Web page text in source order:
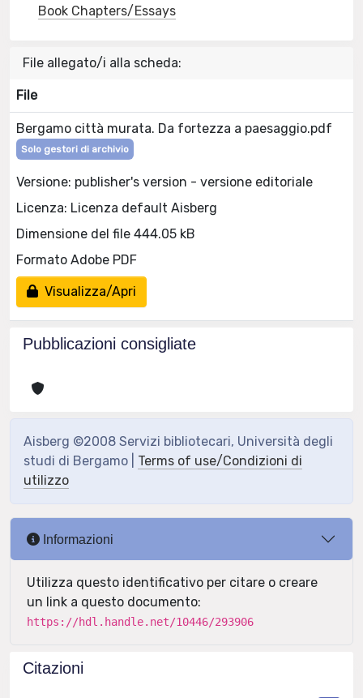
Book Chapters/Essays
File allegato/i alla scheda:
File
Bergamo città murata. Da fortezza a paesaggio.pdf
Solo gestori di archivio
Versione: publisher's version - versione editoriale
Licenza: Licenza default Aisberg
Dimensione del file 444.05 kB
Formato Adobe PDF
Visualizza/Apri
Pubblicazioni consigliate
Aisberg ©2008 Servizi bibliotecari, Università degli
studi di Bergamo | Terms of use/Condizioni di
utilizzo
Informazioni
Utilizza questo identificativo per citare o creare
un link a questo documento:
https://hdl.handle.net/10446/293906
Citazioni